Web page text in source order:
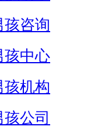
孩咨询
孩中心
孩机构
公司